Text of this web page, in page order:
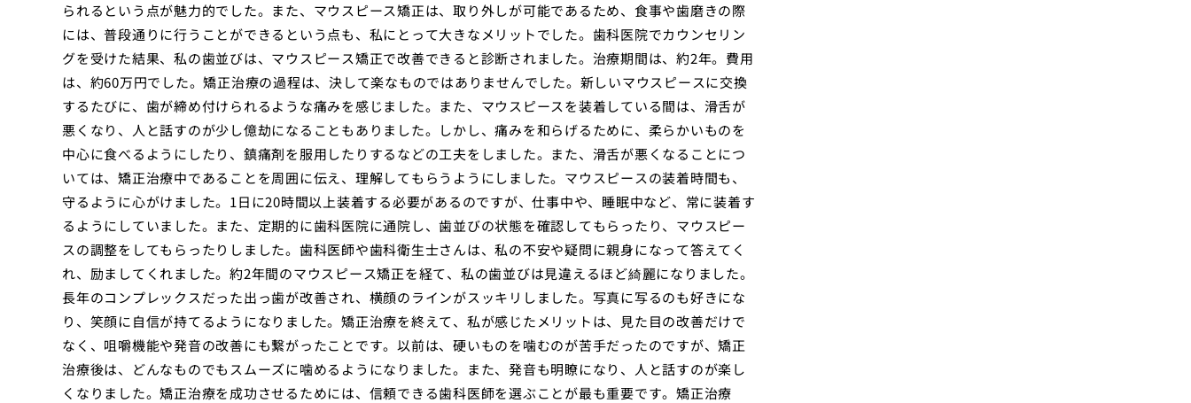
られるという点が魅力的でした。また、マウスピース矯正は、取り外しが可能であるため、食事や歯磨きの際
には、普段通りに行うことができるという点も、私にとって大きなメリットでした。歯科医院でカウンセリン
グを受けた結果、私の歯並びは、マウスピース矯正で改善できると診断されました。治療期間は、約2年。費用
は、約60万円でした。矯正治療の過程は、決して楽なものではありませんでした。新しいマウスピースに交換
するたびに、歯が締め付けられるような痛みを感じました。また、マウスピースを装着している間は、滑舌が
悪くなり、人と話すのが少し億劫になることもありました。しかし、痛みを和らげるために、柔らかいものを
中心に食べるようにしたり、鎮痛剤を服用したりするなどの工夫をしました。また、滑舌が悪くなることにつ
いては、矯正治療中であることを周囲に伝え、理解してもらうようにしました。マウスピースの装着時間も、
守るように心がけました。1日に20時間以上装着する必要があるのですが、仕事中や、睡眠中など、常に装着す
るようにしていました。また、定期的に歯科医院に通院し、歯並びの状態を確認してもらったり、マウスピー
スの調整をしてもらったりしました。歯科医師や歯科衛生士さんは、私の不安や疑問に親身になって答えてく
れ、励ましてくれました。約2年間のマウスピース矯正を経て、私の歯並びは見違えるほど綺麗になりました。
長年のコンプレックスだった出っ歯が改善され、横顔のラインがスッキリしました。写真に写るのも好きにな
り、笑顔に自信が持てるようになりました。矯正治療を終えて、私が感じたメリットは、見た目の改善だけで
なく、咀嚼機能や発音の改善にも繋がったことです。以前は、硬いものを噛むのが苦手だったのですが、矯正
治療後は、どんなものでもスムーズに噛めるようになりました。また、発音も明瞭になり、人と話すのが楽し
くなりました。矯正治療を成功させるためには、信頼できる歯科医師を選ぶことが最も重要です。矯正治療